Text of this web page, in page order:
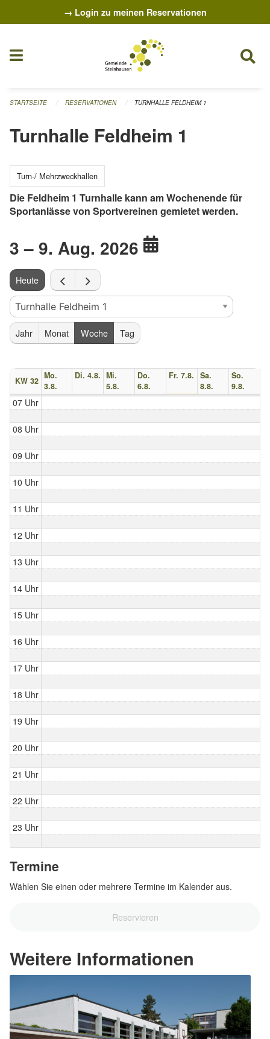
Navigation überspringen→ Login zu meinen Reservationen
STARTSEITE RESERVATIONEN TURNHALLE FELDHEIM 1
Turnhalle Feldheim 1
Turn-/ Mehrzweckhallen
Die Feldheim 1 Turnhalle kann am Wochenende für
Sportanlässe von Sportvereinen gemietet werden.
3 – 9. Aug. 2026
Heute
Jahr Monat Woche Tag
KW 32 Mo.
3.8.
Di. 4.8. Mi.
5.8.
Do.
6.8.
Fr. 7.8.
Sa.
8.8.
So.
9.8.
07 Uhr
08 Uhr
09 Uhr
10 Uhr
11 Uhr
12 Uhr
13 Uhr
14 Uhr
15 Uhr
16 Uhr
17 Uhr
18 Uhr
19 Uhr
20 Uhr
21 Uhr
22 Uhr
23 Uhr
Termine
Wählen Sie einen oder mehrere Termine im Kalender aus.
Reservieren
Weitere Informationen